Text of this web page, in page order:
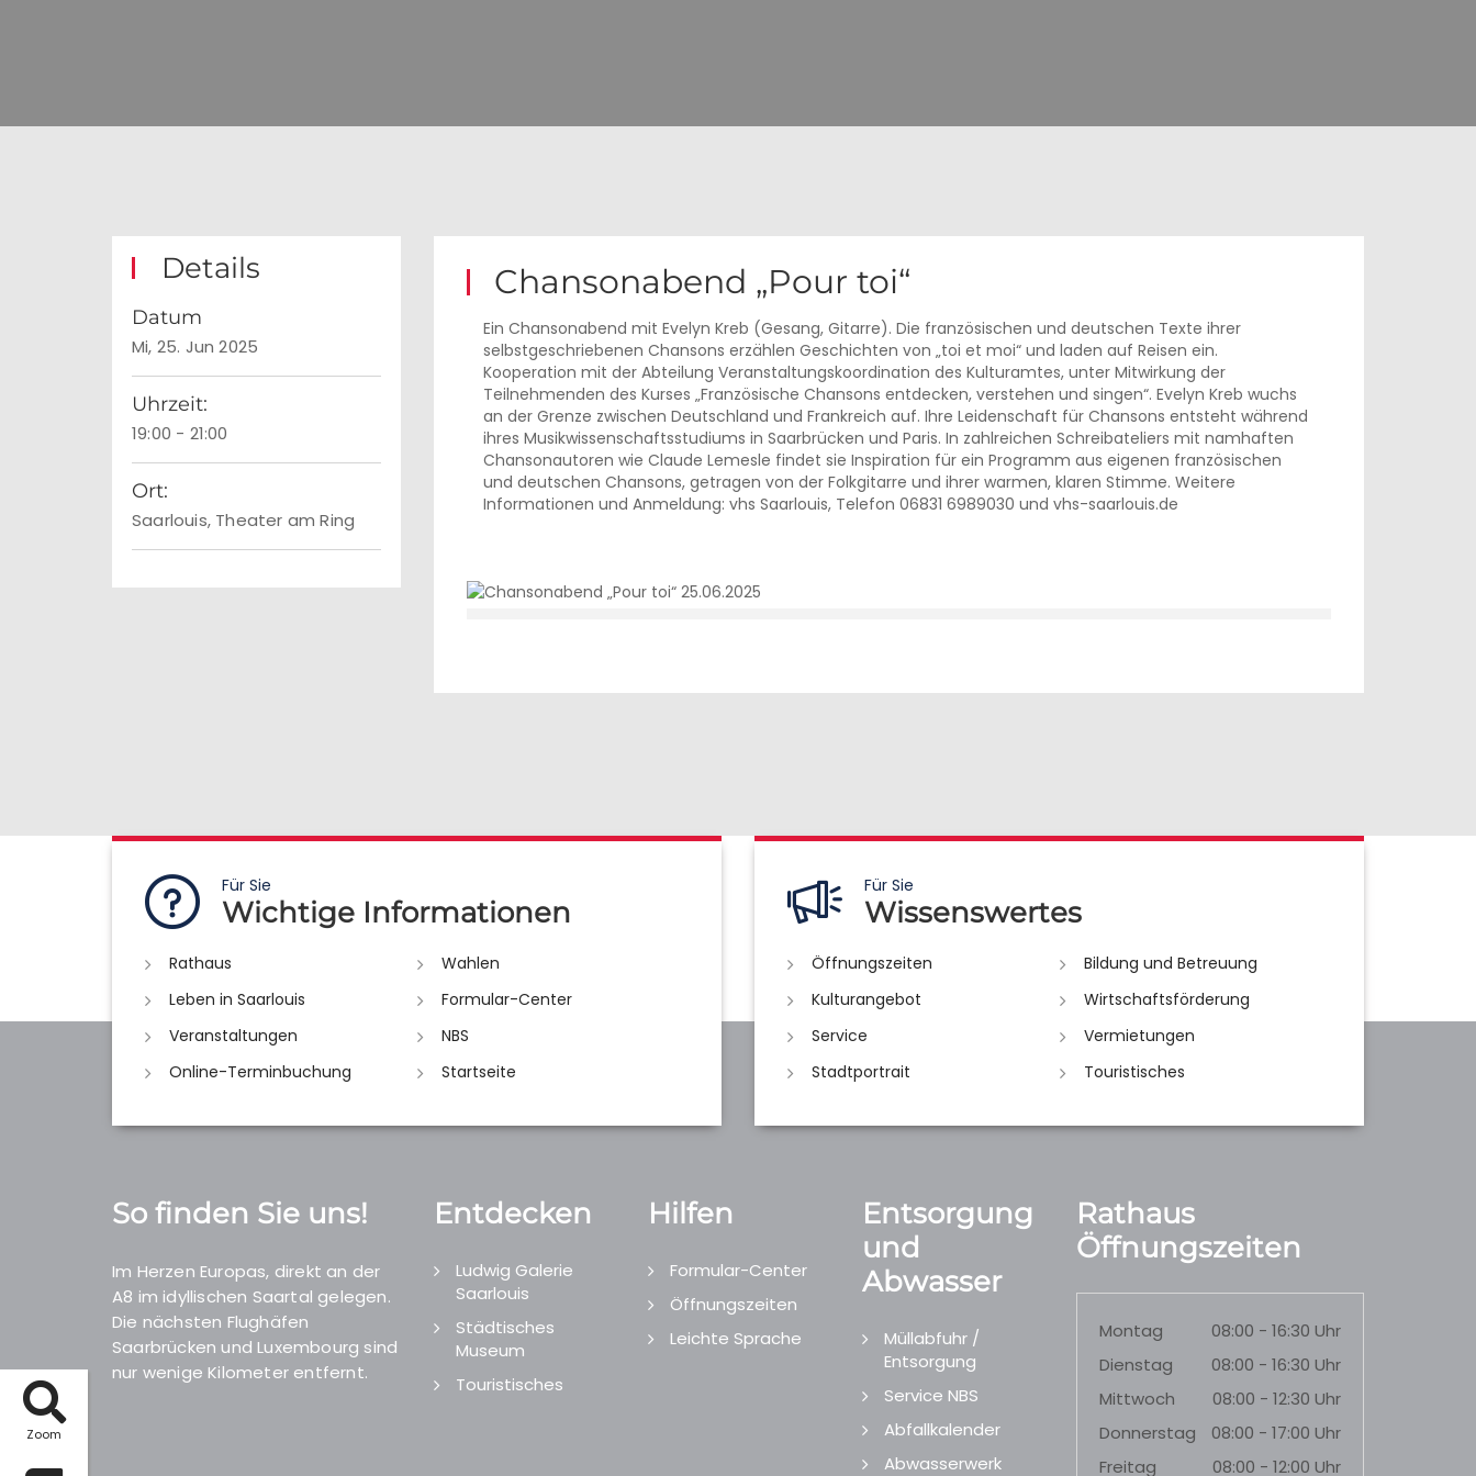
Zoom
Details
Datum
Mi, 25. Jun 2025
Uhrzeit:
19:00 - 21:00
Ort:
Saarlouis, Theater am Ring
Chansonabend „Pour toi“
Ein Chansonabend mit Evelyn Kreb (Gesang, Gitarre). Die französischen und deutschen Texte ihrer
selbstgeschriebenen Chansons erzählen Geschichten von „toi et moi“ und laden auf Reisen ein.
Kooperation mit der Abteilung Veranstaltungskoordination des Kulturamtes, unter Mitwirkung der
Teilnehmenden des Kurses „Französische Chansons entdecken, verstehen und singen“. Evelyn Kreb wuchs
an der Grenze zwischen Deutschland und Frankreich auf. Ihre Leidenschaft für Chansons entsteht während
ihres Musikwissenschaftsstudiums in Saarbrücken und Paris. In zahlreichen Schreibateliers mit namhaften
Chansonautoren wie Claude Lemesle findet sie Inspiration für ein Programm aus eigenen französischen
und deutschen Chansons, getragen von der Folkgitarre und ihrer warmen, klaren Stimme. Weitere
Informationen und Anmeldung: vhs Saarlouis, Telefon 06831 6989030 und vhs-saarlouis.de
Für Sie
Wichtige Informationen
Rathaus
Wahlen
Leben in Saarlouis
Formular-Center
Veranstaltungen
NBS
Online-Terminbuchung
Startseite
Für Sie
Wissenswertes
Öffnungszeiten
Bildung und Betreuung
Kulturangebot
Wirtschaftsförderung
Service
Vermietungen
Stadtportrait
Touristisches
So finden Sie uns!
Im Herzen Europas, direkt an der
A8 im idyllischen Saartal gelegen.
Die nächsten Flughäfen
Saarbrücken und Luxembourg sind
nur wenige Kilometer entfernt.
Entdecken
Ludwig Galerie
Saarlouis
Städtisches
Museum
Touristisches
Hilfen
Formular-Center
Öffnungszeiten
Leichte Sprache
Entsorgung
und
Abwasser
Müllabfuhr /
Entsorgung
Service NBS
Abfallkalender
Abwasserwerk
Rathaus
Öffnungszeiten
Montag
08:00 - 16:30 Uhr
Dienstag
08:00 - 16:30 Uhr
Mittwoch
08:00 - 12:30 Uhr
Donnerstag
08:00 - 17:00 Uhr
Freitag
08:00 - 12:00 Uhr